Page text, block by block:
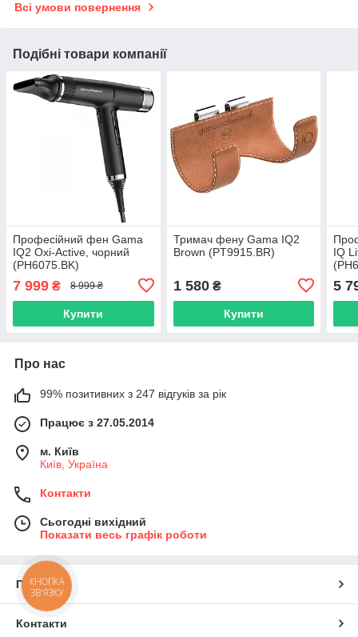
Всі умови повернення
Подібні товари компанії
Професійний фен Gama
IQ2 Oxi-Active, чорний
(PH6075.BK)
7 999 ₴ 8 999 ₴
Купити
Тримач фену Gama IQ2
Brown (PT9915.BR)
1 580₴
Купити
IQ
5
Про нас
99% позитивних з 247 відгуків за рік
Працює з 27.05.2014
м. Київ
Київ, Україна
Контакти
Сьогодні вихідний
Показати весь графік роботи
Про нас
Контакти
КНОПКА
ЗВ'ЯЗКУ